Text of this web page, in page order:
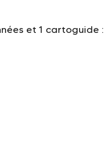
et 1 cartoguide :